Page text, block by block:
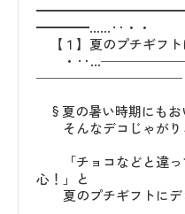
━━━━……‥・・
【１】夏のプチギフト
・
───────────
§夏の暑い時期にもお
そんなデコじゃがり
「チョコなどと違っ
心！」と
夏のプチギフトにデ